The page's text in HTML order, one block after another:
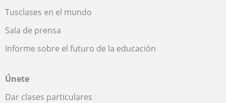
Tusclases en el mundo
Sala de prensa
Informe sobre el futuro de la educación
Únete
Dar clases particulares